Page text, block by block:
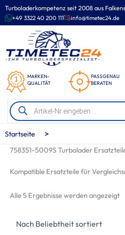
Turboladerkompetenz seit 2008 aus
+49 3322 40 200 111 info@timetec24.de
MARKEN-
QUALITÄT
PASSGENAU
BERATEN
Products
search
Zum
Inhalt
springen
Startseite >
758351-5009S Turbolader
Kompatible Ersatzteile für
Alle 5 Ergebnisse werden angezeigt